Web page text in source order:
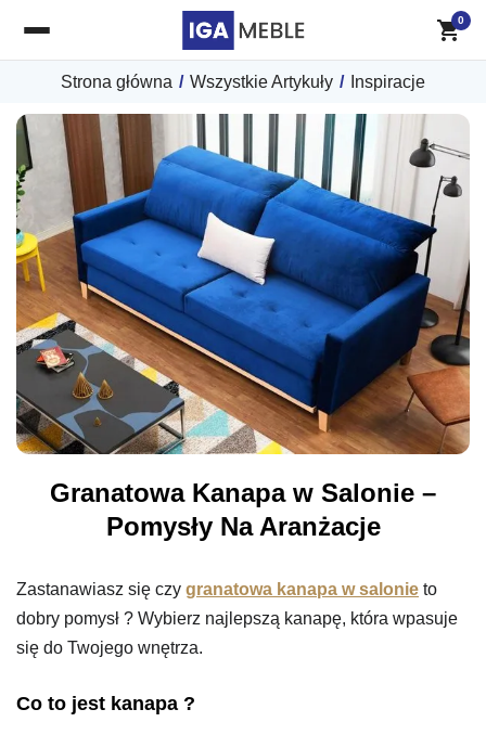
Strona główna / Wszystkie Artykuły / Inspiracje
Granatowa Kanapa w Salonie –
Pomysły Na Aranżacje
Zastanawiasz się czy granatowa kanapa w salonie to
dobry pomysł ? Wybierz najlepszą kanapę, która wpasuje
się do Twojego wnętrza.
Co to jest kanapa ?
0